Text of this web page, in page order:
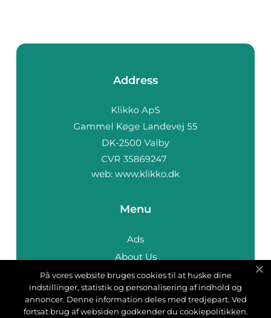
Address
web: www.klikko.dk
Menu
Ads
About Us
Cookies
Contact
Sitemap
På vores website bruges cookies til at huske dine
indstillinger, statistik og personalisering af indhold og
annoncer. Denne information deles med tredjepart. Ved
fortsat brug af websiden godkender du cookiepolitikken.